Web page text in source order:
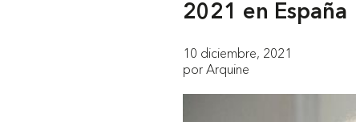
2021 en España
10 diciembre, 2021
por Arquine